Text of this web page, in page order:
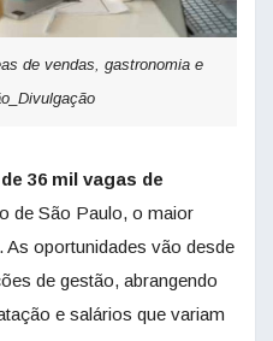
de vendas, gastronomia e
36 mil vagas de
de São Paulo, o maior
oportunidades vão desde
de gestão, abrangendo
e salários que variam